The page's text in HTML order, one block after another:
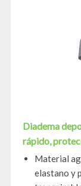
Diadema
rápido,
Material
elastano y